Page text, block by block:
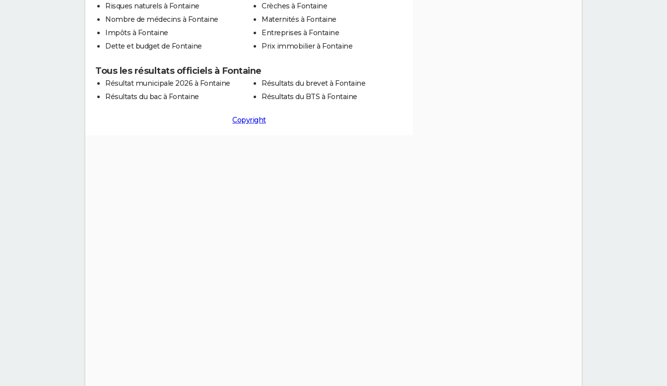
Risques naturels à Fontaine
Nombre de médecins à Fontaine
Impôts à Fontaine
Dette et budget de Fontaine
Crèches à Fontaine
Maternités à Fontaine
Entreprises à Fontaine
Prix immobilier à Fontaine
Tous les résultats officiels à Fontaine
Résultat municipale 2026 à Fontaine
Résultats du bac à Fontaine
Résultats du brevet à Fontaine
Résultats du BTS à Fontaine
Copyright